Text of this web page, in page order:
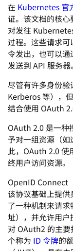
在 Kubernetes 官
证。该文档的核
对发往
过程。这些请求可
令发出，也可以
发送到 API 服务器。
尽管有许多身份验
Kerberos 等），
结合使用 OAuth
OAuth 2.0 是一种
予对一组资源（
此，OAuth 2.0 使
终用户访问资源。
OpenID Connect
该协议基础上提
了一种机制来请
址），并允许用
对 OAuth2 的主
个称为 ID 令牌的